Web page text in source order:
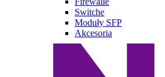
Switche
Moduły SFP
Akcesoria